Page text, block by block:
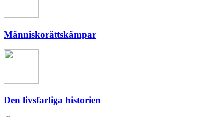
Människorättskämpar
Den livsfarliga historien